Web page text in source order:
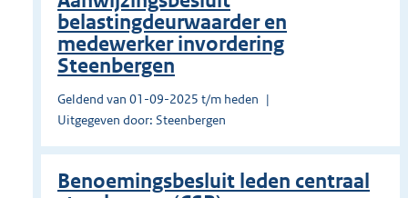
belastingdeurwaarder en
medewerker invordering
Steenbergen
Geldend van 01-09-2025 t/m heden
Uitgegeven door: Steenbergen
Benoemingsbesluit leden centraal